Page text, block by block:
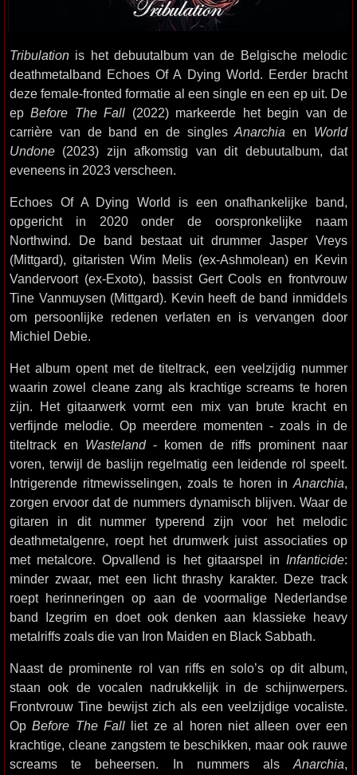
Tribulation is het debuutalbum van de Belgische melodic
deathmetalband Echoes Of A Dying World. Eerder bracht
deze female-fronted formatie al een single en een ep uit. De
epBefore The Fall (2022) markeerde het begin van de
carrière van de band en de singlesAnarchia en World
Undone (2023) zijn afkomstig van dit debuutalbum, dat
eveneens in 2023 verscheen.
Echoes Of A Dying World is een onafhankelijke band,
opgericht in 2020 onder de oorspronkelijke naam
Northwind. De band bestaat uit drummer Jasper Vreys
(Mittgard), gitaristen Wim Melis (ex-Ashmolean) en Kevin
Vandervoort (ex-Exoto), bassist Gert Cools en frontvrouw
Tine Vanmuysen (Mittgard). Kevin heeft de band inmiddels
om persoonlijke redenen verlaten en is vervangen door
Michiel Debie.
Het album opent met de titeltrack, een veelzijdig nummer
waarin zowel cleane zang als krachtige screams te horen
zijn. Het gitaarwerk vormt een mix van brute kracht en
verfijnde melodie. Op meerdere momenten - zoals in de
titeltrack en Wasteland- komen de riffs prominent naar
voren, terwijl de baslijn regelmatig een leidende rol speelt.
Intrigerende ritmewisselingen, zoals te horen in Anarchia,
zorgen ervoor dat de nummers dynamisch blijven. Waar de
gitaren in dit nummer typerend zijn voor het melodic
deathmetalgenre, roept het drumwerk juist associaties op
met metalcore. Opvallend is het gitaarspel in Infanticide:
minder zwaar, met een licht thrashy karakter. Deze track
roept herinneringen op aan de voormalige Nederlandse
band Izegrim en doet ook denken aan klassieke heavy
metalriffs zoals die van Iron Maiden en Black Sabbath.
Naast de prominente rol van riffs en solo’s op dit album,
staan ook de vocalen nadrukkelijk in de schijnwerpers.
Frontvrouw Tine bewijst zich als een veelzijdige vocaliste.
OpBefore The Fall liet ze al horen niet alleen over een
krachtige, cleane zangstem te beschikken, maar ook rauwe
screams te beheersen. In nummers als Anarchia,